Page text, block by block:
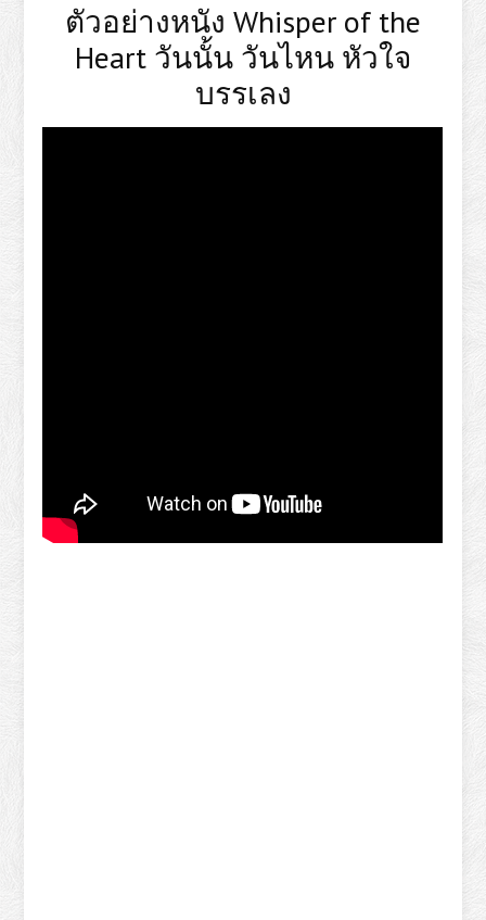
ตัวอย่างหนัง Whisper of the
Heart วันนั้น วันไหน หัวใจ
บรรเลง